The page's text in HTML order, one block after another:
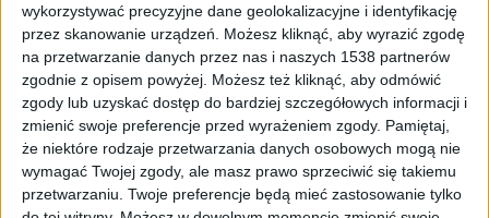
wykorzystywać precyzyjne dane geolokalizacyjne i identyfikację
przez skanowanie urządzeń. Możesz kliknąć, aby wyrazić zgodę
na przetwarzanie danych przez nas i naszych 1538 partnerów
zgodnie z opisem powyżej. Możesz też kliknąć, aby odmówić
zgody lub uzyskać dostęp do bardziej szczegółowych informacji i
zmienić swoje preferencje przed wyrażeniem zgody. Pamiętaj,
że niektóre rodzaje przetwarzania danych osobowych mogą nie
wymagać Twojej zgody, ale masz prawo sprzeciwić się takiemu
przetwarzaniu. Twoje preferencje będą mieć zastosowanie tylko
zdj. ilustracyjne Shutterstock
Eksperci z e-petrol.pl wskazują, że widoczne na
stacjach podwyżki mogą być skutkiem rosnących
pod koniec października notowań ropy naftowej.Jak
podali, największy wzrost odnotowano w przypadku
oleju napędowego – jego średnia cena w kraju
wzrosła o 7 groszy do 6,11 zł za litr. Litr benzyny 95-